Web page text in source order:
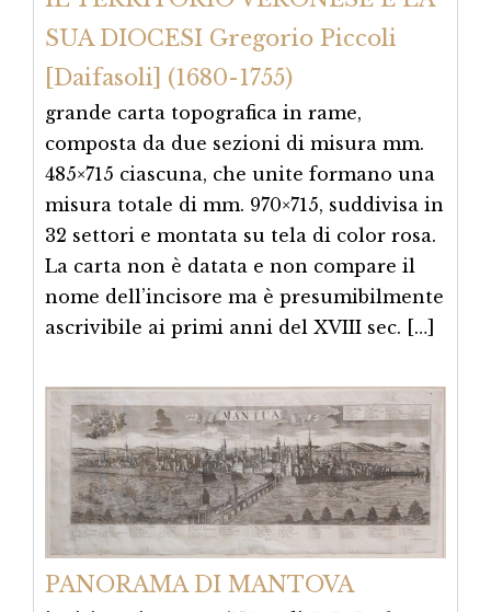
SUA DIOCESI Gregorio Piccoli
[Daifasoli] (1680-1755)
grande carta topografica in rame,
composta da due sezioni di misura mm.
485×715 ciascuna, che unite formano una
misura totale di mm. 970×715, suddivisa in
32 settori e montata su tela di color rosa.
La carta non è datata e non compare il
nome dell’incisore ma è presumibilmente
ascrivibile ai primi anni del XVIII sec. […]
PANORAMA DI MANTOVA